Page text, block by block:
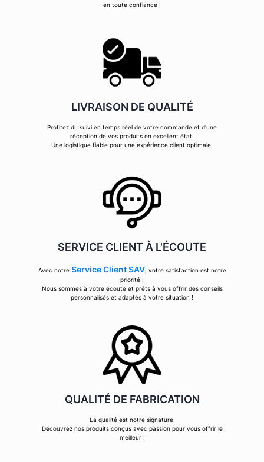
en toute confiance !
LIVRAISON DE QUALITÉ
Profitez du suivi en temps réel de votre commande et d'une
réception de vos produits en excellent état.
Une logistique fiable pour une expérience client optimale.
SERVICE CLIENT À L'ÉCOUTE
Avec notre Service Client SAV, votre satisfaction est notre
priorité !
Nous sommes à votre écoute et prêts à vous offrir des conseils
personnalisés et adaptés à votre situation !
QUALITÉ DE FABRICATION
La qualité est notre signature.
Découvrez nos produits conçus avec passion pour vous offrir le
meilleur !